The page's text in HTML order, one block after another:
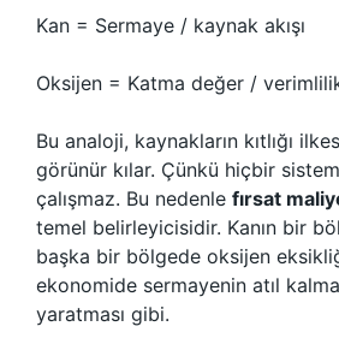
Kan = Sermaye / kaynak akışı
Oksijen = Katma değer /
Bu analoji, kaynakların kıtlığı
görünür kılar. Çünkü hiçbir sistem
çalışmaz. Bu nedenle fırsat
temel belirleyicisidir. Kanın bir
başka bir bölgede oksijen
ekonomide sermayenin atıl
yaratması gibi.